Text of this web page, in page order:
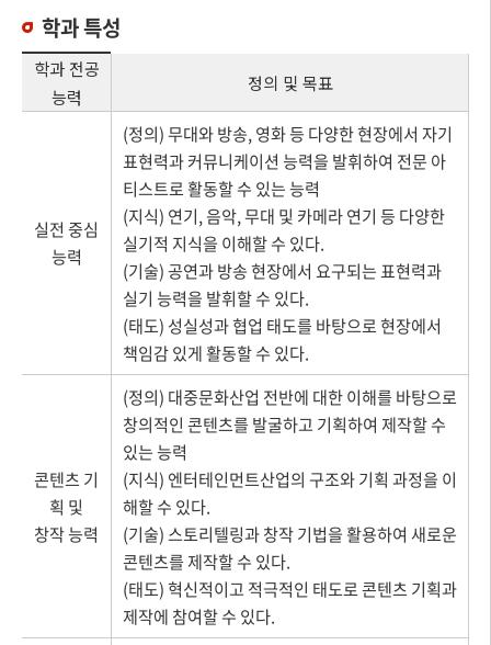
학과 특성
학과 전공
능력
정의 및 목표
실전 중심
능력
(정의) 무대와 방송, 영화 등 다양한 현장에서 자기
표현력과 커뮤니케이션 능력을 발휘하여 전문 아
티스트로 활동할 수 있는 능력
(지식) 연기, 음악, 무대 및 카메라 연기 등 다양한
실기적 지식을 이해할 수 있다.
(기술) 공연과 방송 현장에서 요구되는 표현력과
실기 능력을 발휘할 수 있다.
(태도) 성실성과 협업 태도를 바탕으로 현장에서
책임감 있게 활동할 수 있다.
콘텐츠 기
획 및
창작 능력
(정의) 대중문화산업 전반에 대한 이해를 바탕으로
창의적인 콘텐츠를 발굴하고 기획하여 제작할 수
있는 능력
(지식) 엔터테인먼트산업의 구조와 기획 과정을 이
해할 수 있다.
(기술) 스토리텔링과 창작 기법을 활용하여 새로운
콘텐츠를 제작할 수 있다.
(태도) 혁신적이고 적극적인 태도로 콘텐츠 기획과
제작에 참여할 수 있다.